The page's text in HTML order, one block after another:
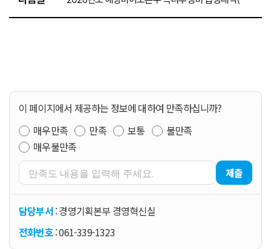
이 페이지에서 제공하는 정보에 대하여 만족하십니까?
매우만족
만족 보통
불만족
매우불만족
제출
담당부서: 경영기획본부 경영혁신실
전화번호: 061-339-1323